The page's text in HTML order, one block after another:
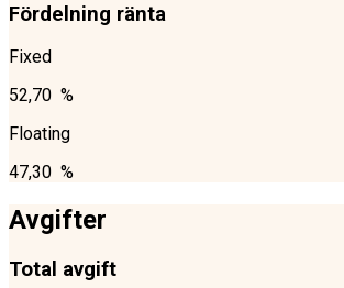
Fördelning ränta
Fixed
52,70 %
Floating
47,30 %
Avgifter
Total avgift